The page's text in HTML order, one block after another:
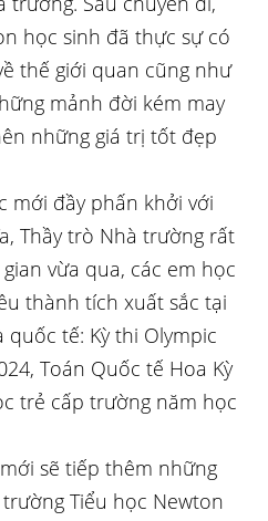
học sinh đã thực sự có
thế giới quan cũng như
mảnh đời kém may
những giá trị tốt đẹp
đầy phấn khởi với
Thầy trò Nhà trường rất
vừa qua, các em học
thành tích xuất sắc tại
tế: Kỳ thi Olympic
Toán Quốc tế Hoa Kỳ
trẻ cấp trường năm học
sẽ tiếp thêm những
Tiểu học Newton